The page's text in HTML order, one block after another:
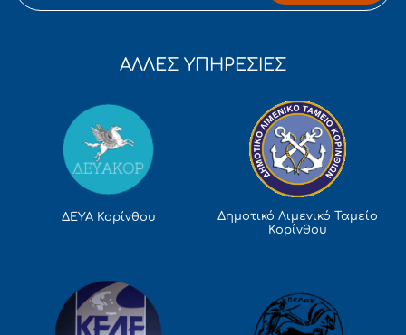
ΑΛΛΕΣ ΥΠΗΡΕΣΙΕΣ
ΔΕΥΑ Κορίνθου
Δημοτικό Λιμενικό Ταμείο
Κορίνθου